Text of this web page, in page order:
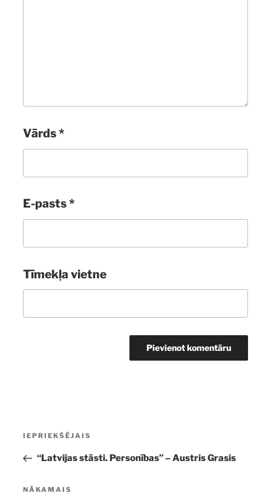
Vārds*
E-pasts*
Tīmekļa vietne
Iepriekšējā
ziņa:
IEPRIEKŠĒJAIS
“Latvijas stāsti. Personības” – Austris Grasis
Nākamā
NĀKAMAIS